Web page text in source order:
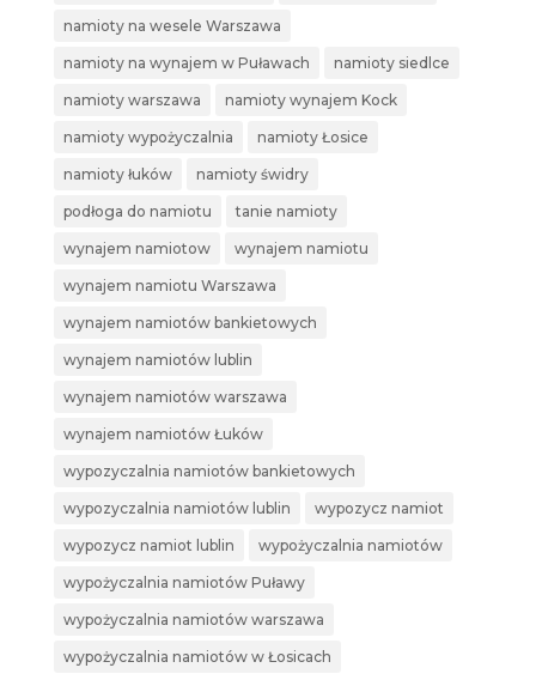
namioty na wesele Warszawa
namioty na wynajem w Puławach namioty siedlce
namioty warszawa namioty wynajem Kock
namioty wypożyczalnia namioty Łosice
namioty łuków namioty świdry
podłoga do namiotu tanie namioty
wynajem namiotow wynajem namiotu
wynajem namiotu Warszawa
wynajem namiotów bankietowych
wynajem namiotów lublin
wynajem namiotów warszawa
wynajem namiotów Łuków
wypozyczalnia namiotów bankietowych
wypozyczalnia namiotów lublin wypozycz namiot
wypozycz namiot lublin wypożyczalnia namiotów
wypożyczalnia namiotów Puławy
wypożyczalnia namiotów warszawa
wypożyczalnia namiotów w Łosicach